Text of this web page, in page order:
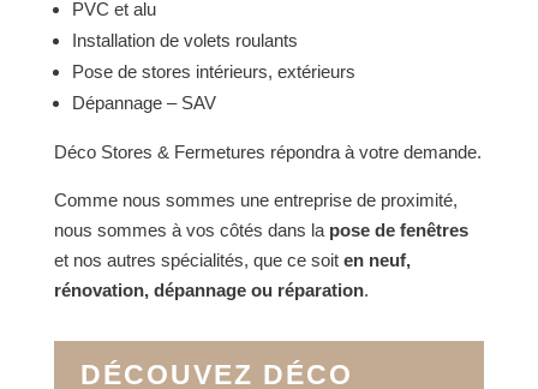
PVC et alu
Installation de volets roulants
Pose de stores intérieurs, extérieurs
Dépannage – SAV
Déco Stores & Fermetures répondra à votre demande.
Comme nous sommes une entreprise de proximité,
nous sommes à vos côtés dans la pose de fenêtres
et nos autres spécialités, que ce soit en neuf,
rénovation, dépannage ou réparation.
DÉCOUVEZ DÉCO